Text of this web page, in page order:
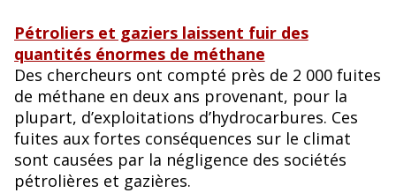
Pétroliers et gaziers laissent fuir des
quantités énormes de méthane
Des chercheurs ont compté près de 2 000 fuites
de méthane en deux ans provenant, pour la
plupart, d’exploitations d’hydrocarbures. Ces
fuites aux fortes conséquences sur le climat
sont causées par la négligence des sociétés
pétrolières et gazières.